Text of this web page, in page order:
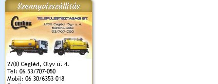
Szennyvízszállítás
2700 Cegléd, Ölyv u. 4.
Tel: 06 53/707-050
Mobil: 06 30/6353-018